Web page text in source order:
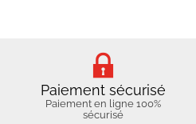
Paiement sécurisé
Paiement en ligne 100%
sécurisé